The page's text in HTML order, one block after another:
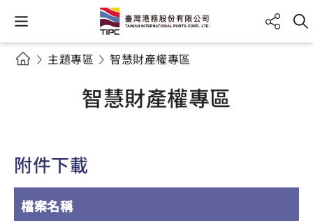
主題專區 智慧財產權專區
智慧財產權專區
附件下載
檔案名稱